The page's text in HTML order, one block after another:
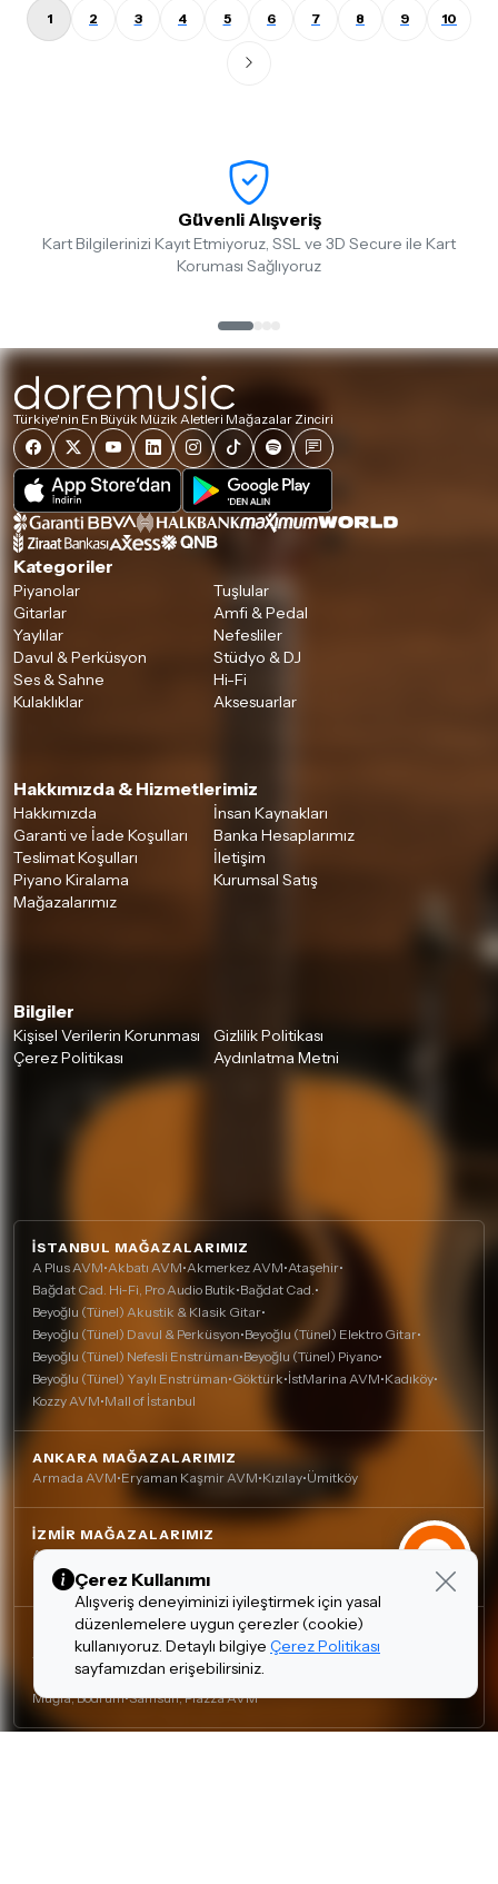
1 2 3 4 5 6 7 8 9 10
Güvenli Alışveriş
Kart Bilgilerinizi Kayıt Etmiyoruz, SSL ve 3D Secure ile Kart
Koruması Sağlıyoruz
Türkiye'nin En Büyük Müzik Aletleri Mağazalar Zinciri
Kategoriler
Piyanolar
Tuşlular
Gitarlar
Amfi & Pedal
Yaylılar
Nefesliler
Davul & Perküsyon
Stüdyo & DJ
Ses & Sahne
Hi-Fi
Kulaklıklar
Aksesuarlar
Hakkımızda & Hizmetlerimiz
Hakkımızda
İnsan Kaynakları
Garanti ve İade Koşulları
Banka Hesaplarımız
Teslimat Koşulları
İletişim
Piyano Kiralama
Kurumsal Satış
Mağazalarımız
Bilgiler
Kişisel Verilerin Korunması
Gizlilik Politikası
Çerez Politikası
Aydınlatma Metni
İSTANBUL MAĞAZALARIMIZ
A Plus AVM•Akbatı AVM•Akmerkez AVM•Ataşehir•
Bağdat Cad. Hi-Fi, Pro Audio Butik•Bağdat Cad. •
Beyoğlu (Tünel) Akustik & Klasik Gitar•
Beyoğlu (Tünel) Davul & Perküsyon•Beyoğlu (Tünel) Elektro Gitar•
Beyoğlu (Tünel) Nefesli Enstrüman•Beyoğlu (Tünel) Piyano•
Beyoğlu (Tünel) Yaylı Enstrüman•Göktürk•İstMarina AVM•Kadıköy•
Kozzy AVM•Mall of İstanbul
ANKARA MAĞAZALARIMIZ
Armada AVM•Eryaman Kaşmir AVM•Kızılay•Ümitköy
İZMIR MAĞAZALARIMIZ
Agora AVM•Alsancak•Çankaya (Nefesli)•Çankaya•
Mavişehir (Karşıyaka)
DIĞER MAĞAZALARIMIZ
Adana, Çukurova - Turgut Özal•Adana, Kurtuluş•Antalya, Lara
Bursa, Nilüfer•Gaziantep, Şehitkamil•Kocaeli, İzmit
Muğla, Bodrum•Samsun, Piazza AVM
Çerez Kullanımı
Alışveriş deneyiminizi iyileştirmek için yasal
düzenlemelere uygun çerezler (cookie)
kullanıyoruz. Detaylı bilgiye Çerez Politikası
sayfamızdan erişebilirsiniz.